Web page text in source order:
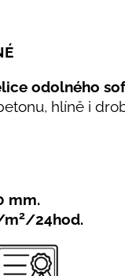
odolného
hlíně i
mm.
m2/24hod.